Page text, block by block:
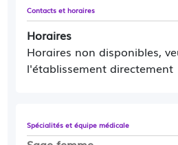
Contacts et horaires
Horaires
Horaires non disponibles,
l'établissement directement
Spécialités et équipe médicale